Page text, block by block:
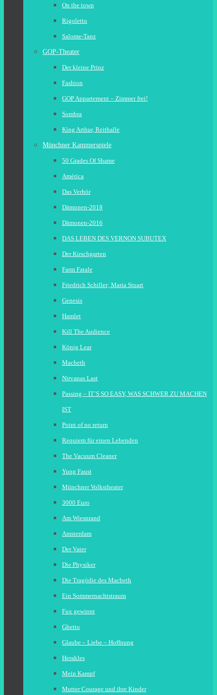
On the town
Rigoletto
Salome-Tanz
GOP-Theater
Der kleine Prinz
Fashion
GOP Appartement – Zimmer frei!
Sombra
King Arthur, Reithalle
Münchner Kammerspiele
50 Grades Of Shame
América
Das Verhör
Dämonen-2018
Dämonen-2016
DAS LEBEN DES VERNON SUBUTEX
Der Kirschgarten
Farm Fatale
Friedrich Schiller; Maria Stuart
Genesis
Hamlet
Kill The Audience
König Lear
Macbeth
Nirvanas Last
Passing – IT’S SO EASY, WAS SCHWER ZU MACHEN
IST
Point of no return
Requiem für einen Lebenden
The Vacuum Cleaner
Yung Faust
Münchner Volkstheater
3000 Euro
Am Wiesnrand
Amsterdam
Der Vater
Die Physiker
Die Tragödie des Macbeth
Ein Sommernachtstraum
Fux gewinnt
Ghetto
Glaube – Liebe – Hoffnung
Herakles
Mein Kampf
Mutter Courage und ihre Kinder